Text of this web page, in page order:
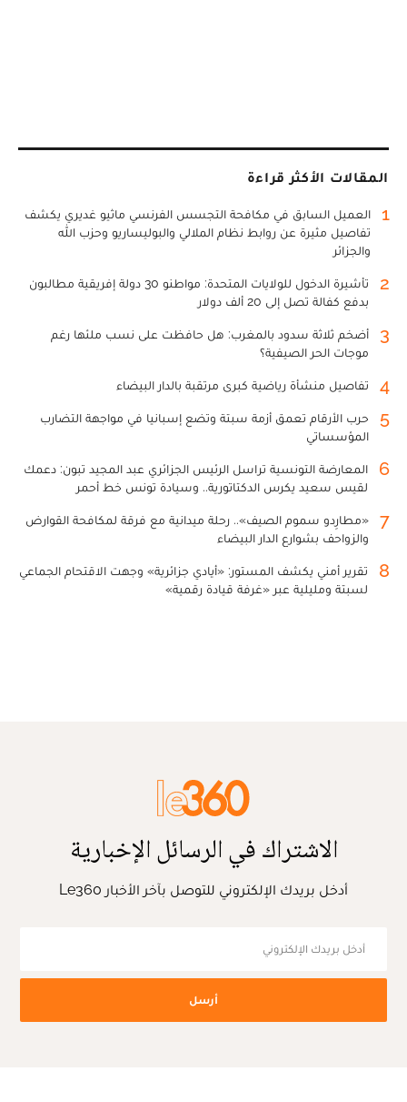
المقالات الأكثر قراءة
1
العميل السابق في مكافحة التجسس الفرنسي ماثيو غديري يكشف
تفاصيل مثيرة عن روابط نظام الملالي والبوليساريو وحزب الله
والجزائر
2
تأشيرة الدخول للولايات المتحدة: مواطنو 30 دولة إفريقية مطالبون
بدفع كفالة تصل إلى 20 ألف دولار
3
أضخم ثلاثة سدود بالمغرب: هل حافظت على نسب ملئها رغم
موجات الحر الصيفية؟
4 تفاصيل منشأة رياضية كبرى مرتقبة بالدار البيضاء
5
حرب الأرقام تعمق أزمة سبتة وتضع إسبانيا في مواجهة التضارب
المؤسساتي
6
المعارضة التونسية تراسل الرئيس الجزائري عبد المجيد تبون: دعمك
لقيس سعيد يكرس الدكتاتورية.. وسيادة تونس خط أحمر
7
«مطارِدو سموم الصيف».. رحلة ميدانية مع فرقة لمكافحة القوارض
والزواحف بشوارع الدار البيضاء
8
تقرير أمني يكشف المستور: «أيادي جزائرية» وجهت الاقتحام الجماعي
لسبتة ومليلية عبر «غرفة قيادة رقمية»
الاشتراك في الرسائل الإخبارية
أدخل بريدك الإلكتروني للتوصل بآخر الأخبار Le360
أرسل